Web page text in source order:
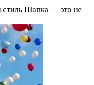
стиль Шапка — это не